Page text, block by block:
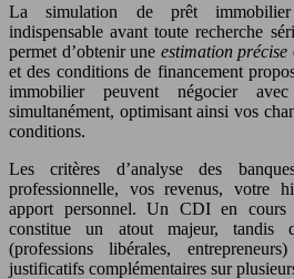
La simulation de prêt
indispensable avant toute recherche
permet d’obtenir une estimation précise
et des conditions de financement
immobilier peuvent négocier avec
simultanément, optimisant ainsi vos
conditions.
Les critères d’analyse des
professionnelle, vos revenus, votre
apport personnel. Un CDI en
constitue un atout majeur, tandis
(professions libérales,
justificatifs complémentaires sur